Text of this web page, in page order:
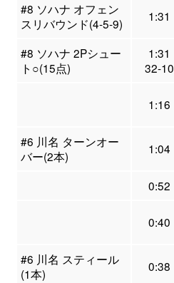
#8 ソハナ オフェン
スリバウンド(4-5-9)
1:31
#8 ソハナ 2Pシュー
ト○(15点)
1:31
32-10
1:16
#6 川名 ターンオー
バー(2本)
1:04
0:52
0:40
#6 川名 スティール
(1本)
0:38